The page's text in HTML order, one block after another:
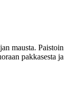
mausta. Paistoin
pakkasesta ja